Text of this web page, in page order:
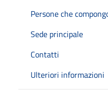
Persone che
Sede principale
Contatti
Ulteriori informazioni